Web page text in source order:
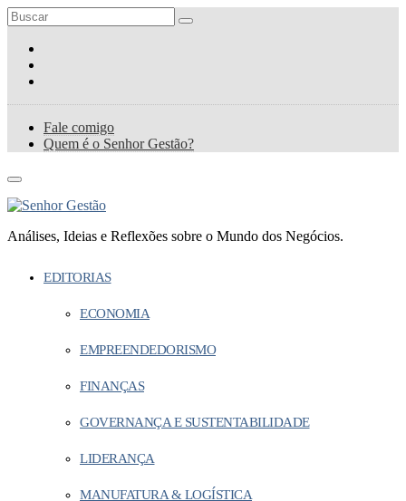
Fale comigo
Quem é o Senhor Gestão?
Análises, Ideias e Reflexões sobre o Mundo dos Negócios.
EDITORIAS
ECONOMIA
EMPREENDEDORISMO
FINANÇAS
GOVERNANÇA E SUSTENTABILIDADE
LIDERANÇA
MANUFATURA & LOGÍSTICA